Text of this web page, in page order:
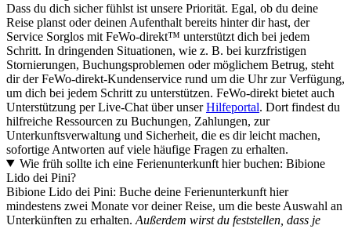
Dass du dich sicher fühlst ist unsere Priorität. Egal, ob du deine
Reise planst oder deinen Aufenthalt bereits hinter dir hast, der
Service Sorglos mit FeWo-direkt™ unterstützt dich bei jedem
Schritt. In dringenden Situationen, wie z. B. bei kurzfristigen
Stornierungen, Buchungsproblemen oder möglichem Betrug, steht
dir der FeWo-direkt-Kundenservice rund um die Uhr zur Verfügung,
um dich bei jedem Schritt zu unterstützen. FeWo-direkt bietet auch
Unterstützung per Live-Chat über unserHilfeportal. Dort findest du
hilfreiche Ressourcen zu Buchungen, Zahlungen, zur
Unterkunftsverwaltung und Sicherheit, die es dir leicht machen,
sofortige Antworten auf viele häufige Fragen zu erhalten.
Wie früh sollte ich eine Ferienunterkunft hier buchen: Bibione
Lido dei Pini?
Bibione Lido dei Pini: Buche deine Ferienunterkunft hier
mindestens zwei Monate vor deiner Reise, um die beste Auswahl an
Unterkünften zu erhalten. Außerdem wirst du feststellen, dass je